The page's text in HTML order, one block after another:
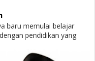
baru memulai belajar
pendidikan yang